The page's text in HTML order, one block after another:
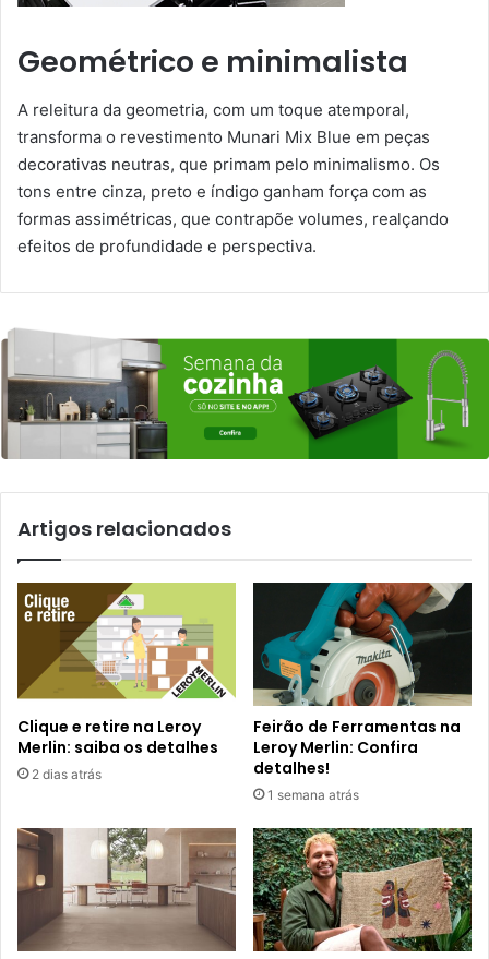
Geométrico e minimalista
A releitura da geometria, com um toque atemporal,
transforma o revestimento Munari Mix Blue em peças
decorativas neutras, que primam pelo minimalismo. Os
tons entre cinza, preto e índigo ganham força com as
formas assimétricas, que contrapõe volumes, realçando
efeitos de profundidade e perspectiva.
Artigos relacionados
Clique e retire na Leroy
Merlin: saiba os detalhes
2 dias atrás
Feirão de Ferramentas na
Leroy Merlin: Confira
detalhes!
1 semana atrás